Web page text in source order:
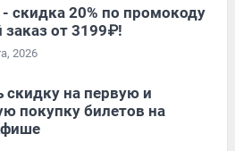
- скидка 20% по промокоду
от 3199₽!
2026
скидку на первую и
покупку билетов на